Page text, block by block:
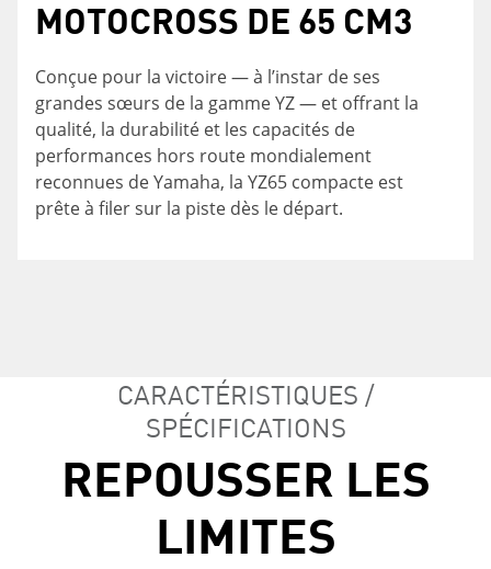
MOTOCROSS DE 65 CM3
Conçue pour la victoire — à l’instar de ses
grandes sœurs de la gamme YZ — et offrant la
qualité, la durabilité et les capacités de
performances hors route mondialement
reconnues de Yamaha, la YZ65 compacte est
prête à filer sur la piste dès le départ.
PERFORMANCE
Le moteur bicylindre à 2 temps refroidi par
liquide de la YZ65 est équipé du système de
valve de surpuissance YPVSMC (Yamaha Power
Valve System) assurant d'excellentes capacités
de puissance et de couple. Les mêmes
technologies évoluées que l’on retrouve dans les
La YZ65 s'appuie sur les décennies de
éprouvée de Yamaha. La YZ65 est peut-être le
plus petit membre de la famille, mais elle arbore
le même style agressif que ses grandes sœurs
des gammes YZ et YZ-F, avec notamment ses
magnifiques jantes bleues ExcelMD.
CARACTÉRISTIQUES /
SPÉCIFICATIONS
REPOUSSER LES
LIMITES